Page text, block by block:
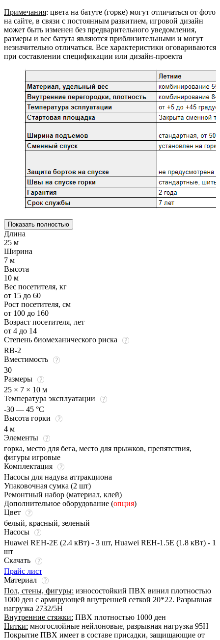
Примечания: цвета на батуте (горке) могут отличаться от фото
на сайте, в связи с постоянным развитием, игровой дизайн
может быть изменен без предварительного уведомления,
размеры и вес батута являются приблизительными и могут
незначительно отличаться. Все характеристики оговариваются
при составлении спецификации или дизайн-проекта
Показать полностью
Длина
25 м
Ширина
7 м
Высота
10 м
Вес посетителя, кг
от 15 до 60
Рост посетителя, см
от 100 до 160
Возраст посетителя, лет
от 4 до 14
Степень биомеханического риска
RB-2
Вместимость
30
Размеры
25 × 7 × 10 м
Температура эксплуатации
-30 — 45 °C
Высота горки
4 м
Элементы
горка, место для бега, место для прыжков, препятствия,
фигуры игровые
Комплектация
Насосы для надува аттракциона
Упаковочная сумка (2 шт)
Ремонтный набор (материал, клей)
Дополнительное оборудование (опция)
Цвет
белый, красный, зеленый
Насосы
Huawei REH-2E (2.4 кВт) - 3 шт, Huawei REH-1.5E (1.8 кВт) - 1
шт
Скачать
Прайс лист
Материал
Пол, стены, фигуры: износостойкий ПВХ винил плотностью
1000 ден с армирующей внутренней сеткой 20*22. Разрывная
нагрузка 2732/5Н
Внутренние стяжки: ПВХ плотностью 1000 ден
Нитки: многослойные нейлоновые, разрывная нагрузка 95Н
Покрытие ПВХ имеет в составе присадки, защищающие от